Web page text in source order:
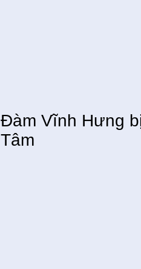
Đàm Vĩnh Hưng
Tâm